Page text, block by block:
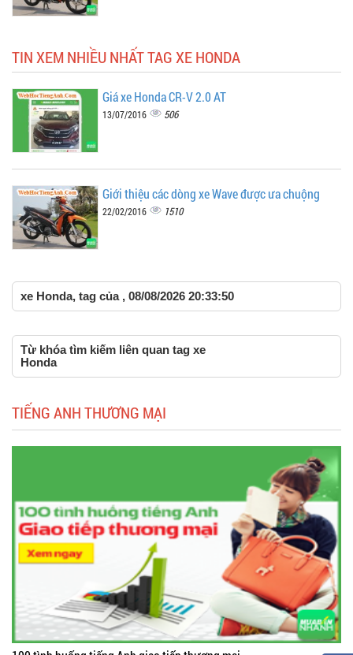
TIN XEM NHIỀU NHẤT TAG XE HONDA
Giá xe Honda CR-V 2.0 AT
13/07/2016 506
Giới thiệu các dòng xe Wave được ưa chuộng
22/02/2016 1510
xe Honda, tag của , 08/08/2026 20:33:50
Từ khóa tìm kiếm liên quan tag xe
Honda
TIẾNG ANH THƯƠNG MẠI